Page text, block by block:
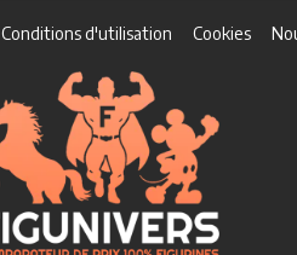
Conditions d'utilisation Cookies